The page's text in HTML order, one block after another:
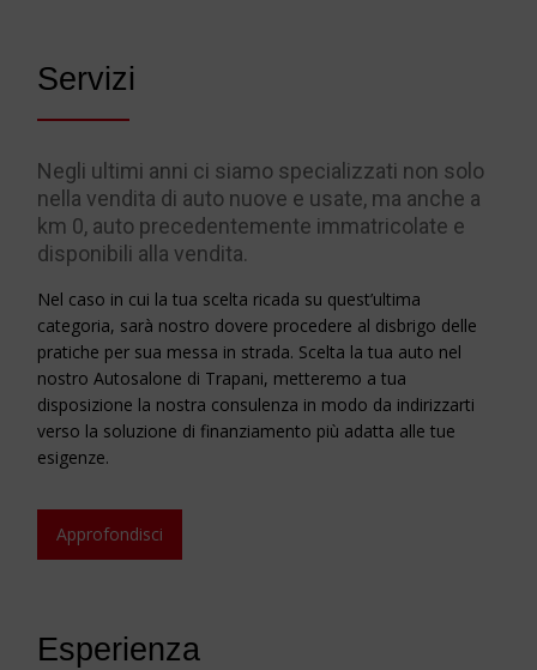
Servizi
Negli ultimi anni ci siamo specializzati non solo
nella vendita di auto nuove e usate, ma anche a
km 0, auto precedentemente immatricolate e
disponibili alla vendita.
Nel caso in cui la tua scelta ricada su quest’ultima
categoria, sarà nostro dovere procedere al disbrigo delle
pratiche per sua messa in strada. Scelta la tua auto nel
nostro Autosalone di Trapani, metteremo a tua
disposizione la nostra consulenza in modo da indirizzarti
verso la soluzione di finanziamento più adatta alle tue
esigenze.
Approfondisci
Esperienza